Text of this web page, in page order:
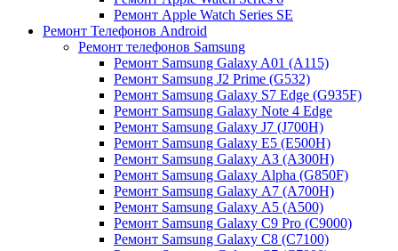
Ремонт Apple Watch Series SE
Ремонт Телефонов Android
Ремонт телефонов Samsung
Ремонт Samsung Galaxy A01 (A115)
Ремонт Samsung J2 Prime (G532)
Ремонт Samsung Galaxу S7 Edge (G9З5F)
Ремонт Samsung Galaxу Note 4 Edge
Ремонт Samsung Galaxу J7 (J700H)
Ремонт Samsung Galaxу E5 (E500H)
Ремонт Samsung Galaxу AЗ (AЗ00H)
Ремонт Samsung Galaxу Alpha (G850F)
Ремонт Samsung Galaxу A7 (A700H)
Ремонт Samsung Galaxу A5 (A500)
Ремонт Samsung Galaxy С9 Pro (C9000)
Ремонт Samsung Galaxy С8 (C7100)